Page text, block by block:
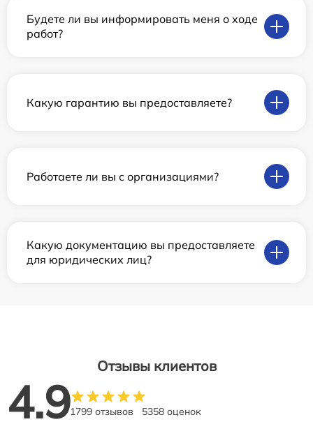
Будете ли вы информировать меня о ходе
работ?
Какую гарантию вы предоставляете?
Работаете ли вы с организациями?
Какую документацию вы предоставляете
для юридических лиц?
Отзывы клиентов
4.91799 отзывов 5358 оценок